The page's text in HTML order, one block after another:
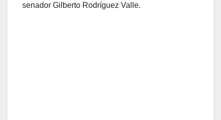
senador Gilberto Rodríguez Valle.